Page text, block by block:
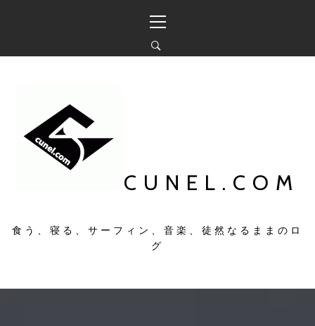
ン
イ
ン
メ
CUNEL.COM
食う、寝る、サーフィン、音楽、徒然なるままのロ
グ